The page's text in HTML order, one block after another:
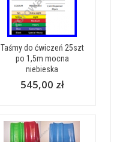
Taśmy do ćwiczeń 25szt
po 1,5m mocna
niebieska
545,00 zł